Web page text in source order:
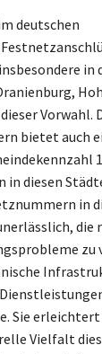
deutschen
in
Vorwahl.
bietet auch
diesen
in
die
zu
Sie
Vielfalt